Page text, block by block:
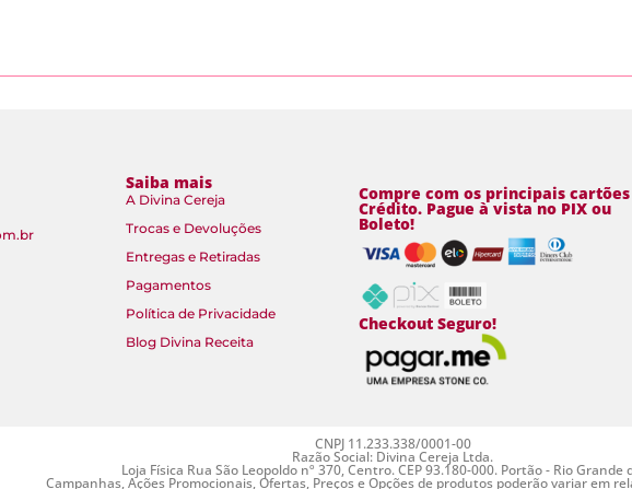
Saiba mais
A Divina Cereja
Trocas e Devoluções
Entregas e Retiradas
Pagamentos
Política de Privacidade
Blog Divina Receita
Compre com os principais cartões
Crédito. Pague à vista no PIX ou
Boleto!
Checkout Seguro!
CNPJ 11.233.338/0001-00
Razão Social: Divina Cereja Ltda.
Loja Física Rua São Leopoldo nº 370, Centro. CEP 93.180-000. Portão - Rio Grande
Campanhas, Ações Promocionais, Ofertas, Preços e Opções de produtos poderão variar em